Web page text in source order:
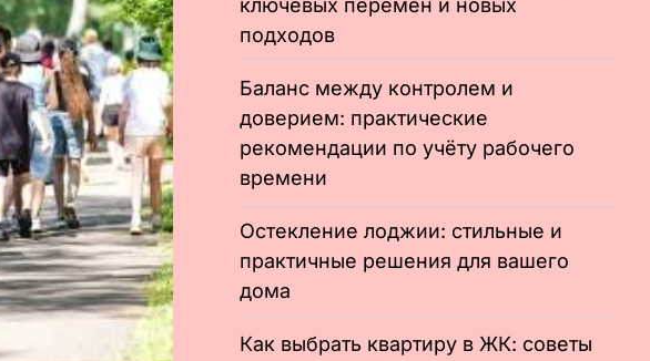
ключевых перемен и новых
подходов
Баланс между контролем и
доверием: практические
рекомендации по учёту рабочего
времени
Остекление лоджии: стильные и
практичные решения для вашего
дома
Как выбрать квартиру в ЖК: советы